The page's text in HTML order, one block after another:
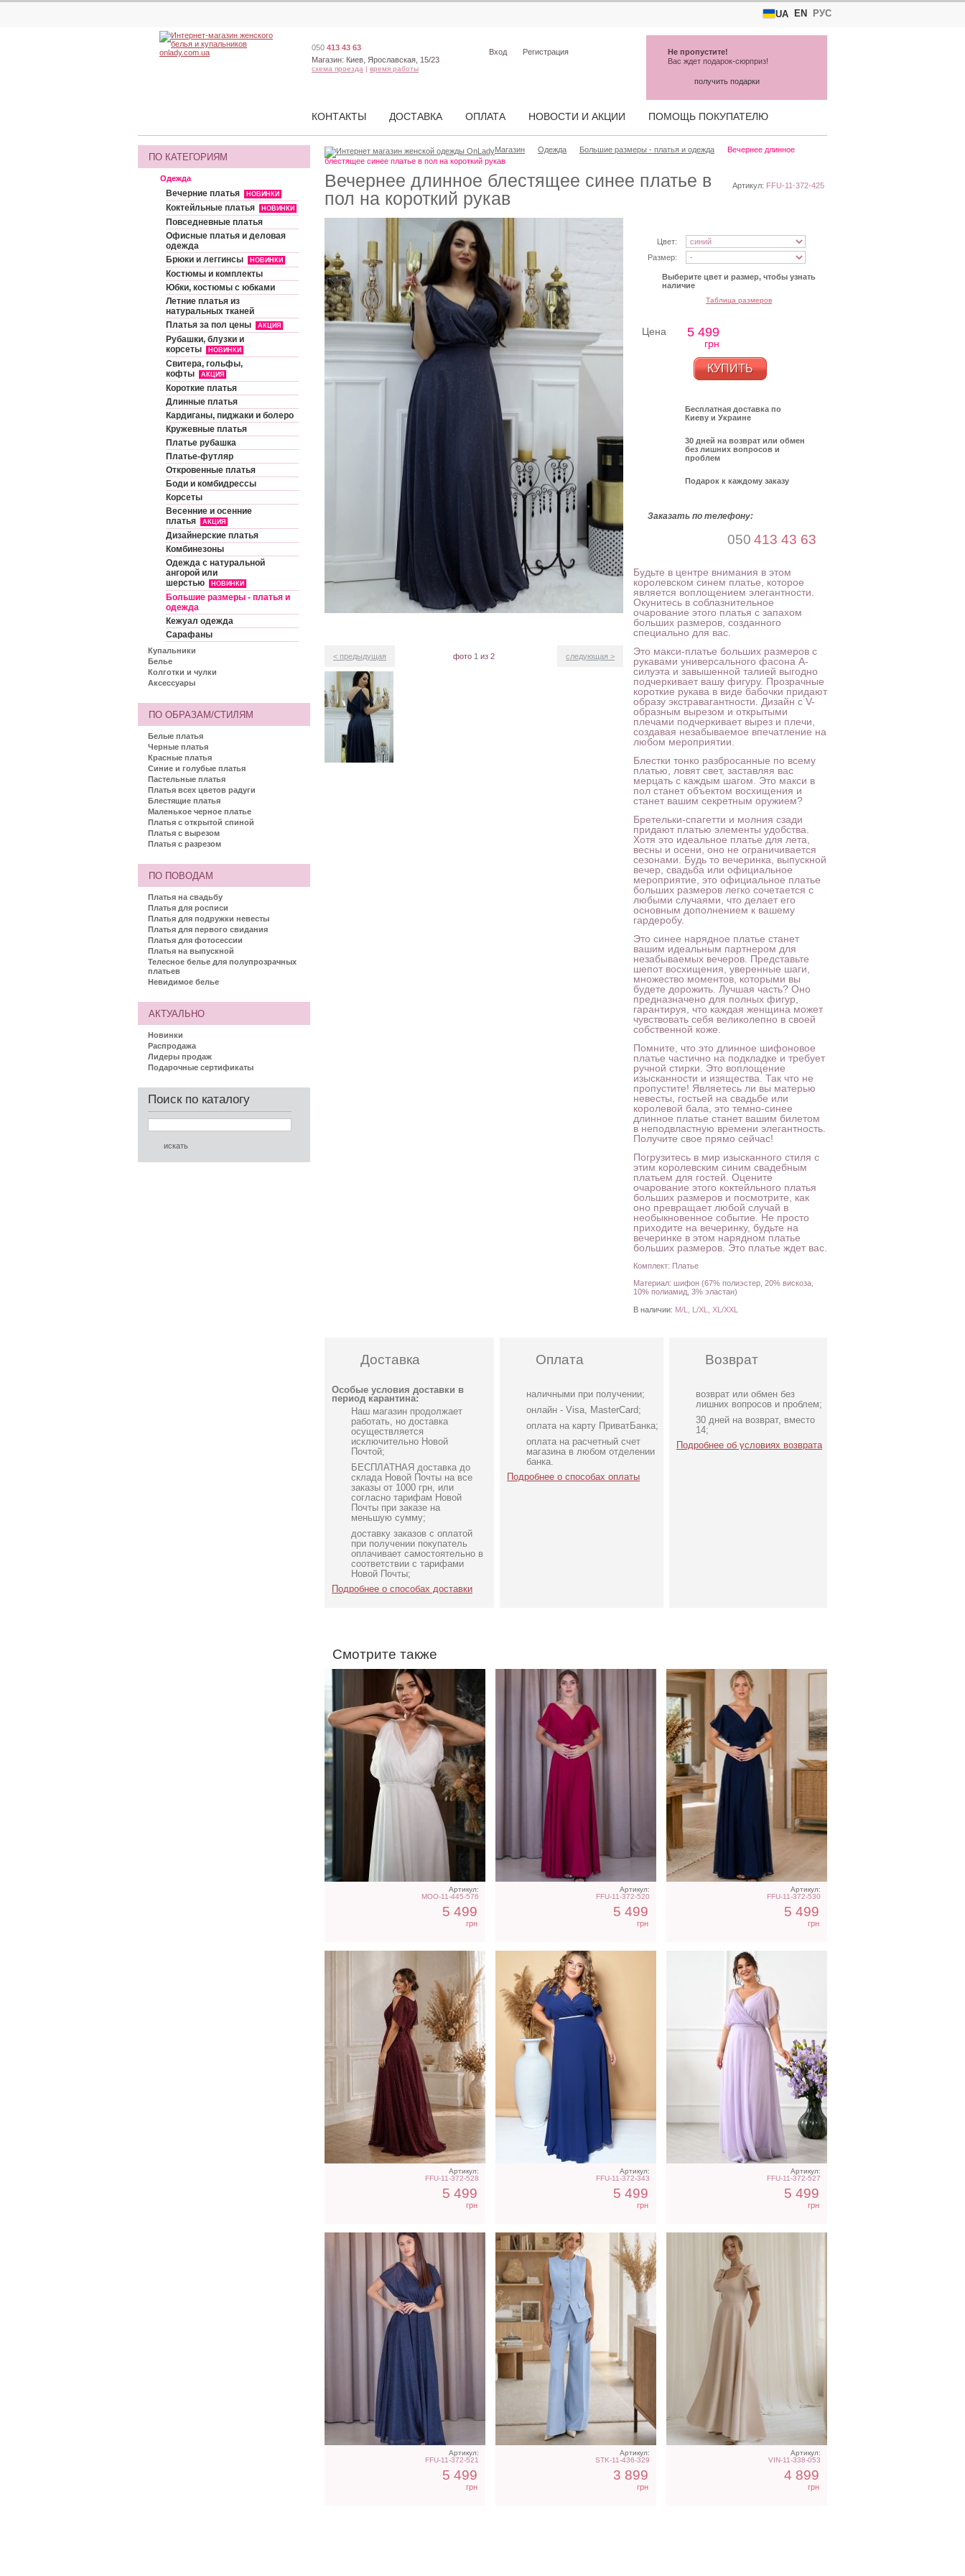
UA EN РУС
Вечернее длинное блестящее синее платье в
пол на короткий рукав
Артикул: FFU-11-372-425
Цвет:
Размер:
Выберите цвет и размер, чтобы узнать
наличие
Таблица размеров
Цена 5 499
грн
КУПИТЬ
Бесплатная доставка по
Киеву и Украине
30 дней на возврат или обмен
без лишних вопросов и
проблем
Подарок к каждому заказу
Заказать по телефону:
050 413 43 63
Будьте в центре внимания в этом
королевском синем платье, которое
является воплощением элегантности.
Окунитесь в соблазнительное
очарование этого платья с запахом
больших размеров, созданного
специально для вас.
Это макси-платье больших размеров с
рукавами универсального фасона А-
силуэта и завышенной талией выгодно
подчеркивает вашу фигуру. Прозрачные
короткие рукава в виде бабочки придают
образу экстравагантности. Дизайн с V-
образным вырезом и открытыми
плечами подчеркивает вырез и плечи,
создавая незабываемое впечатление на
любом мероприятии.
Блестки тонко разбросанные по всему
платью, ловят свет, заставляя вас
мерцать с каждым шагом. Это макси в
пол станет объектом восхищения и
станет вашим секретным оружием?
Бретельки-спагетти и молния сзади
придают платью элементы удобства.
Хотя это идеальное платье для лета,
весны и осени, оно не ограничивается
сезонами. Будь то вечеринка, выпускной
вечер, свадьба или официальное
мероприятие, это официальное платье
больших размеров легко сочетается с
любыми случаями, что делает его
основным дополнением к вашему
гардеробу.
Это синее нарядное платье станет
вашим идеальным партнером для
незабываемых вечеров. Представьте
шепот восхищения, уверенные шаги,
множество моментов, которыми вы
будете дорожить. Лучшая часть? Оно
предназначено для полных фигур,
гарантируя, что каждая женщина может
чувствовать себя великолепно в своей
собственной коже.
Помните, что это длинное шифоновое
платье частично на подкладке и требует
ручной стирки. Это воплощение
изысканности и изящества. Так что не
пропустите! Являетесь ли вы матерью
невесты, гостьей на свадьбе или
королевой бала, это темно-синее
длинное платье станет вашим билетом
в неподвластную времени элегантность.
Получите свое прямо сейчас!
Погрузитесь в мир изысканного стиля с
этим королевским синим свадебным
платьем для гостей. Оцените
очарование этого коктейльного платья
больших размеров и посмотрите, как
оно превращает любой случай в
необыкновенное событие. Не просто
приходите на вечеринку, будьте на
вечеринке в этом нарядном платье
больших размеров. Это платье ждет вас.
Комплект: Платье
Материал: шифон (67% полиэстер, 20% вискоза,
10% полиамид, 3% эластан)
В наличии: M/L, L/XL, XL/XXL
< предыдущая фото 1 из 2 следующая >
Доставка
Особые условия доставки в
период карантина:
Наш магазин продолжает
работать, но доставка
осуществляется
исключительно Новой
Почтой;
БЕСПЛАТНАЯ доставка до
склада Новой Почты на все
заказы от 1000 грн, или
согласно тарифам Новой
Почты при заказе на
меньшую сумму;
доставку заказов с оплатой
при получении покупатель
оплачивает самостоятельно в
соответствии с тарифами
Новой Почты;
Подробнее о способах доставки
Оплата
наличными при получении;
онлайн - Visa, MasterCard;
оплата на карту ПриватБанка;
оплата на расчетный счет
магазина в любом отделении
банка.
Подробнее о способах оплаты
Возврат
возврат или обмен без
лишних вопросов и проблем;
30 дней на возврат, вместо
14;
Подробнее об условиях возврата
Смотрите также
Вечернее белое платье в
пол на короткий рукав c
поясом
Артикул:
MOO-11-445-576
5 499
грн
Артикул:
FFU-11-372-520
5 499
грн
Артикул:
FFU-11-372-530
5 499
грн
Вечернее бордовое
платье в пол на короткий
Артикул:
FFU-11-372-528
5 499
грн
Вечернее синее платье в
пол на короткий рукав
Артикул:
FFU-11-372-343
5 499
грн
Вечернее лавандовое
платье в пол
Артикул:
FFU-11-372-527
5 499
грн
Вечернее блестящее
синее платье на короткий
рукав
Артикул:
FFU-11-372-521
5 499
грн
Нарядный голубой костюм
Артикул:
STK-11-436-329
3 899
грн
Светлое бежевое платье
на короткий рукав
Артикул:
VIN-11-338-053
4 899
грн
Магазин Одежда Большие размеры - платья и одежда
Вечернее длинное
блестящее синее платье в пол на короткий рукав
ПО КАТЕГОРИЯМ
Одежда
Вечерние платья НОВИНКИ
Коктейльные платья НОВИНКИ
Повседневные платья
Офисные платья и деловая
одежда
Брюки и леггинсы
НОВИНКИ
Костюмы и комплекты
Юбки, костюмы с юбками
Летние платья из
натуральных тканей
Платья за пол цены
АКЦИЯ
Рубашки, блузки и
корсеты
НОВИНКИ
Свитера, гольфы,
кофты
АКЦИЯ
Короткие платья
Длинные платья
Кардиганы, пиджаки и болеро
Кружевные платья
Платье рубашка
Платье-футляр
Откровенные платья
Боди и комбидрессы
Корсеты
Весенние и осенние
платья
АКЦИЯ
Дизайнерские платья
Комбинезоны
Одежда с натуральной
ангорой или
шерстью
НОВИНКИ
Большие размеры - платья и
одежда
Кежуал одежда
Сарафаны
Купальники
Белье
Колготки и чулки
Аксессуары
ПО ОБРАЗАМ/СТИЛЯМ
Белые платья
Черные платья
Красные платья
Синие и голубые платья
Пастельные платья
Платья всех цветов радуги
Блестящие платья
Маленькое черное платье
Платья с открытой спиной
Платья с вырезом
Платья с разрезом
ПО ПОВОДАМ
Платья на свадьбу
Платья для росписи
Платья для подружки невесты
Платья для первого свидания
Платья для фотосессии
Платья на выпускной
Телесное белье для полупрозрачных
платьев
Невидимое белье
АКТУАЛЬНО
Новинки
Распродажа
Лидеры продаж
Подарочные сертификаты
Поиск по каталогу
050 413 43 63
Магазин: Киев, Ярославская, 15/23
схема проезда | время работы
Вход Регистрация
КОНТАКТЫ ДОСТАВКА ОПЛАТА НОВОСТИ И АКЦИИ ПОМОЩЬ ПОКУПАТЕЛЮ
Не пропустите!
Вас ждет подарок-сюрприз!
получить подарки